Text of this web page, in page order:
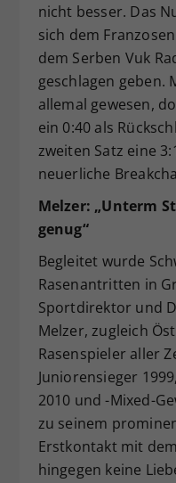
nicht besser. Das
sich dem
dem Serben Vuk
geschlagen geben.
allemal gewesen,
ein 0:40 als
zweiten Satz eine
neuerliche
Melzer: „Unterm
genug“
Begleitet wurde
Rasenantritten in
Sportdirektor und
Melzer, zugleich
Rasenspieler aller
Juniorensieger
2010 und -Mixed-
zu seinem
Erstkontakt mit
hingegen keine